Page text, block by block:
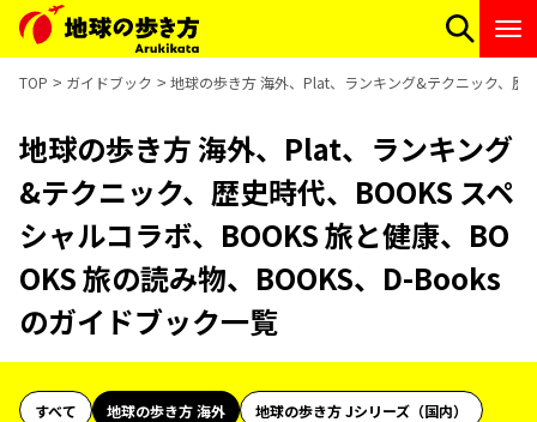
TOP ガイドブック 地球の歩き方 海外、Plat、ランキング&テクニック、歴
地球の歩き方 海外、Plat、ランキング
&テクニック、歴史時代、BOOKS スペ
シャルコラボ、BOOKS 旅と健康、BO
OKS 旅の読み物、BOOKS、D-Books
のガイドブック一覧
すべて 地球の歩き方 海外
地球の歩き方 Jシリーズ（国内）